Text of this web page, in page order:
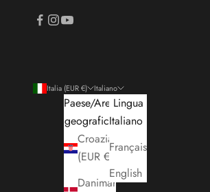
Italia (EUR €)
Paese/Area
geografica
Croazia
(EUR €)
Danimarca
Italiano
Lingua
Italiano
Français
English